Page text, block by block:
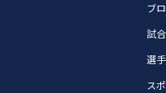
ブ
試
選
ス